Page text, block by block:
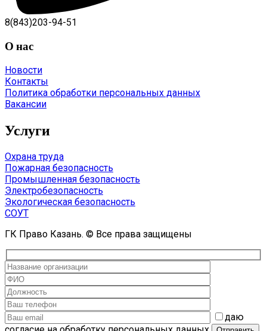
8(843)203-94-51
О нас
Новости
Контакты
Политика обработки персональных данных
Вакансии
Услуги
Охрана труда
Пожарная безопасность
Промышленная безопасность
Электробезопасность
Экологическая безопасность
СОУТ
ГК Право Казань. © Все права защищены
даю